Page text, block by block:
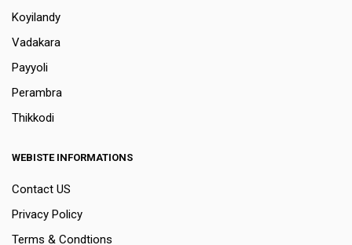
Koyilandy
Vadakara
Payyoli
Perambra
Thikkodi
WEBISTE INFORMATIONS
Contact US
Privacy Policy
Terms & Condtions